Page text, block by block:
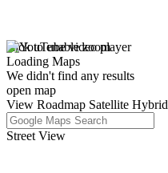
click to enable zoom
Loading Maps
We didn't find any results
open map
View Roadmap Satellite Hybrid
Street View